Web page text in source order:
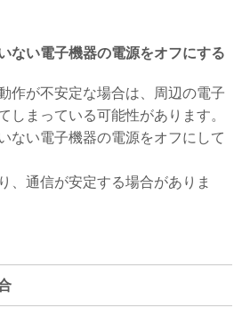
ない電子機器の電源をオフにする
作が不安定な場合は、周辺の電子
しまっている可能性があります。
ない電子機器の電源をオフにして
、通信が安定する場合がありま